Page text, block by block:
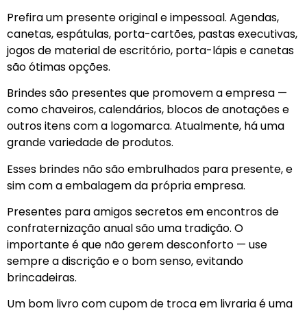
Prefira um presente original e impessoal. Agendas,
canetas, espátulas, porta-cartões, pastas executivas,
jogos de material de escritório, porta-lápis e canetas
são ótimas opções.
Brindes são presentes que promovem a empresa —
como chaveiros, calendários, blocos de anotações e
outros itens com a logomarca. Atualmente, há uma
grande variedade de produtos.
Esses brindes não são embrulhados para presente, e
sim com a embalagem da própria empresa.
Presentes para amigos secretos em encontros de
confraternização anual são uma tradição. O
importante é que não gerem desconforto — use
sempre a discrição e o bom senso, evitando
brincadeiras.
Um bom livro com cupom de troca em livraria é uma